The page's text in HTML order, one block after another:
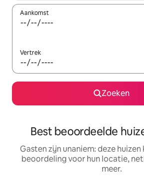
Aankomst
Vertrek
Zoeken
Best beoordeelde
Gasten zijn unaniem: deze
beoordeling voor hun locatie,
meer.